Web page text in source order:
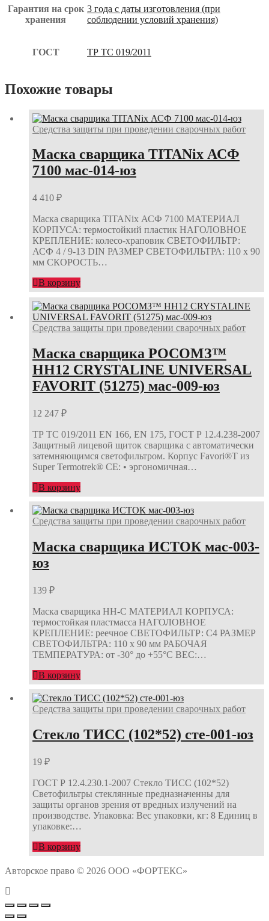
Гарантия на срок
хранения
3 года с даты изготовления (при
соблюдении условий хранения)
ГОСТ ТР ТС 019/2011
Похожие товары
Средства защиты при проведении сварочных работ
Маска сварщика TITANix АСФ
7100 мас-014-юз
4 410 ₽
Маска сварщика TITANix АСФ 7100 МАТЕРИАЛ
КОРПУСА: термостойкий пластик НАГОЛОВНОЕ
КРЕПЛЕНИЕ: колесо-храповик СВЕТОФИЛЬТР:
АСФ 4 / 9-13 DIN РАЗМЕР СВЕТОФИЛЬТРА: 110 х 90
мм СКОРОСТЬ…
В корзину
Средства защиты при проведении сварочных работ
Маска сварщика РОСОМЗ™
НН12 CRYSTALINE UNIVERSAL
FAVORIT (51275) мас-009-юз
12 247 ₽
ТР ТС 019/2011 EN 166, EN 175, ГОСТ Р 12.4.238-2007
Защитный лицевой щиток сварщика с автоматически
затемняющимся светофильтром. Корпус Favori®T из
Super Termotrek® СЕ: • эргономичная…
В корзину
Средства защиты при проведении сварочных работ
Маска сварщика ИСТОК мас-003-
юз
139 ₽
Маска сварщика НН-С МАТЕРИАЛ КОРПУСА:
термостойкая пластмасса НАГОЛОВНОЕ
КРЕПЛЕНИЕ: реечное СВЕТОФИЛЬТР: С4 РАЗМЕР
СВЕТОФИЛЬТРА: 110 х 90 мм РАБОЧАЯ
ТЕМПЕРАТУРА: от -30° до +55°С ВЕС:…
В корзину
Средства защиты при проведении сварочных работ
Стекло ТИСС (102*52) сте-001-юз
19 ₽
ГОСТ Р 12.4.230.1-2007 Стекло ТИСС (102*52)
Светофильтры стеклянные предназначенны для
защиты органов зрения от вредных излучений на
производстве. Упаковка: Вес упаковки, кг: 8 Единиц в
упаковке:…
В корзину
Авторское право © 2026 ООО «ФОРТЕКС»